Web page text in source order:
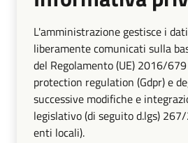
L'amministrazione gestisce i
liberamente comunicati sulla
del Regolamento (UE) 2016/
protection regulation (Gdpr) e
successive modifiche e
legislativo (di seguito d.lgs)
enti locali).